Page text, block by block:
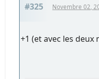
#325 Novembre 02,
+1 (et avec les deux